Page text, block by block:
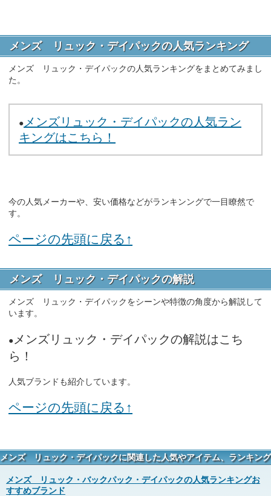
メンズ リュック・デイパックの人気ランキング
メンズ リュック・デイパックの人気ランキングをまとめてみまし
た。
● メンズリュック・デイパックの人気ラン
キングはこちら！
今の人気メーカーや、安い価格などがランキンングで一目瞭然で
す。
ページの先頭に戻る↑
メンズ リュック・デイパックの解説
メンズ リュック・デイパックをシーンや特徴の角度から解説して
います。
● メンズリュック・デイパックの解説はこち
ら！
人気ブランドも紹介しています。
ページの先頭に戻る↑
メンズ リュック・デイパックに関連した人気やアイテム、ランキング
メンズ リュック・バックパック・デイパックの人気ランキングお
すすめブランド